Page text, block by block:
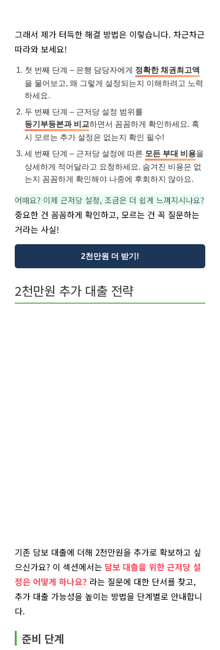
그래서 제가 터득한 해결 방법은 이렇습니다. 차근차근
따라와 보세요!
첫 번째 단계 – 은행 담당자에게 정확한 채권최고액
을 물어보고, 왜 그렇게 설정되는지 이해하려고 노력
하세요.
두 번째 단계 – 근저당 설정 범위를
등기부등본과 비교하면서 꼼꼼하게 확인하세요. 혹
시 모르는 추가 설정은 없는지 확인 필수!
세 번째 단계 – 근저당 설정에 따른 모든 부대 비용을
상세하게 적어달라고 요청하세요. 숨겨진 비용은 없
는지 꼼꼼하게 확인해야 나중에 후회하지 않아요.
어때요? 이제 근저당 설정, 조금은 더 쉽게 느껴지시나요?
중요한 건 꼼꼼하게 확인하고, 모르는 건 꼭 질문하는
거라는 사실!
2천만원 더 받기!
2천만원 추가 대출 전략
기존 담보 대출에 더해 2천만원을 추가로 확보하고 싶
으신가요? 이 섹션에서는 담보 대출을 위한 근저당 설
정은 어떻게 하나요? 라는 질문에 대한 단서를 찾고,
추가 대출 가능성을 높이는 방법을 단계별로 안내합니
다.
준비 단계